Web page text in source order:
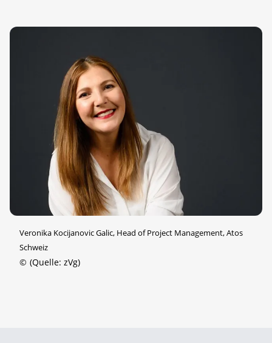
Veronika Kocijanovic Galic, Head of Project Management, Atos
Schweiz
© (Quelle: zVg)